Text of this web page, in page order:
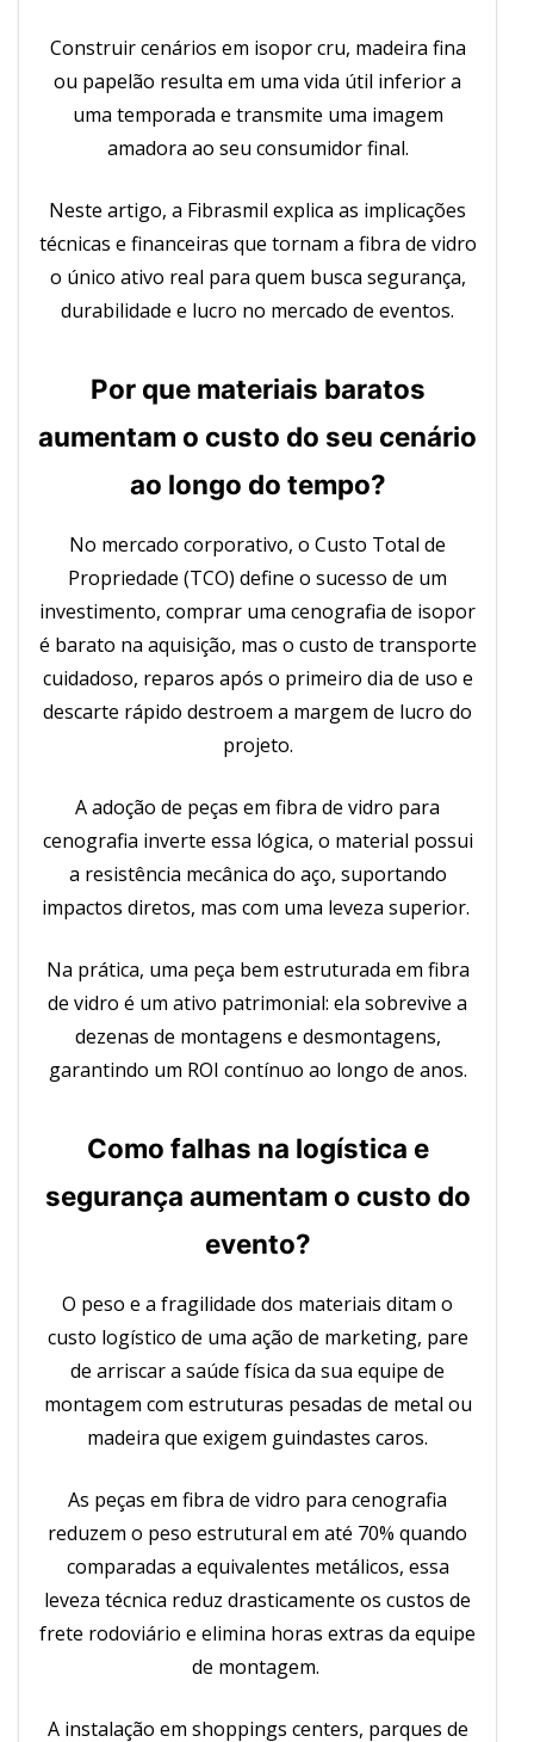
Construir cenários em isopor cru, madeira fina
ou papelão resulta em uma vida útil inferior a
uma temporada e transmite uma imagem
amadora ao seu consumidor final.
Neste artigo, a Fibrasmil explica as implicações
técnicas e financeiras que tornam a fibra de vidro
o único ativo real para quem busca segurança,
durabilidade e lucro no mercado de eventos.
Por que materiais baratos
aumentam o custo do seu cenário
ao longo do tempo?
No mercado corporativo, o Custo Total de
Propriedade (TCO) define o sucesso de um
investimento, comprar uma cenografia de isopor
é barato na aquisição, mas o custo de transporte
cuidadoso, reparos após o primeiro dia de uso e
descarte rápido destroem a margem de lucro do
projeto.
A adoção de peças em fibra de vidro para
cenografia inverte essa lógica, o material possui
a resistência mecânica do aço, suportando
impactos diretos, mas com uma leveza superior.
Na prática, uma peça bem estruturada em fibra
de vidro é um ativo patrimonial: ela sobrevive a
dezenas de montagens e desmontagens,
garantindo um ROI contínuo ao longo de anos.
Como falhas na logística e
segurança aumentam o custo do
evento?
O peso e a fragilidade dos materiais ditam o
custo logístico de uma ação de marketing, pare
de arriscar a saúde física da sua equipe de
montagem com estruturas pesadas de metal ou
madeira que exigem guindastes caros.
As peças em fibra de vidro para cenografia
reduzem o peso estrutural em até 70% quando
comparadas a equivalentes metálicos, essa
leveza técnica reduz drasticamente os custos de
frete rodoviário e elimina horas extras da equipe
de montagem.
A instalação em shoppings centers, parques de